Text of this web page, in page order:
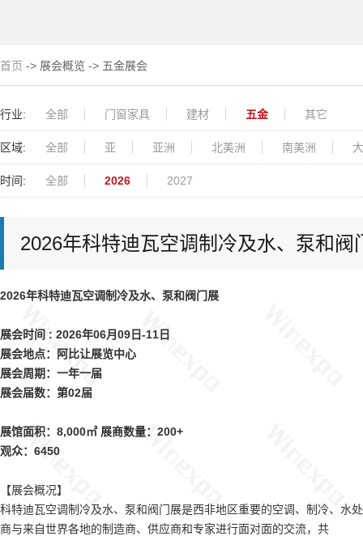
首页 -> 展会概览 -> 五金展会
行业: 全部 门窗家具 建材 五金 其它
区域: 全部 亚 亚洲 北美洲 南美洲
时间: 全部 2026 2027
2026年科特迪瓦空调制冷及水、泵和阀
2026年科特迪瓦空调制冷及水、泵和阀门展
展会时间 : 2026年06月09日-11日
展会地点：阿比让展览中心
展会周期：一年一届
展会届数：第02届
展馆面积：8,000㎡ 展商数量：200+
观众：6450
【展会概况】
科特迪瓦空调制冷及水、泵和阀门展是西非地区重要的空调、制冷、水
商与来自世界各地的制造商、供应商和专家进行面对面的交流，共